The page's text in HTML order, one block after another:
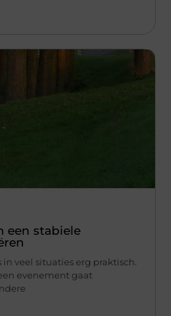
een stabiele
veel situaties erg praktisch.
evenement gaat